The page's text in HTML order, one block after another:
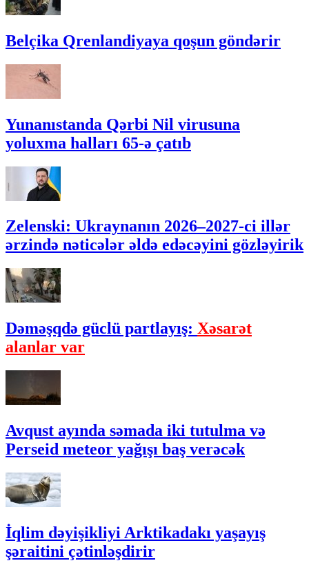
Belçika Qrenlandiyaya qoşun göndərir
Yunanıstanda Qərbi Nil virusuna
yoluxma halları 65-ə çatıb
Zelenski: Ukraynanın 2026–2027-ci illər
ərzində nəticələr əldə edəcəyini gözləyirik
Dəməşqdə güclü partlayış: Xəsarət
alanlar var
Avqust ayında səmada iki tutulma və
Perseid meteor yağışı baş verəcək
İqlim dəyişikliyi Arktikadakı yaşayış
şəraitini çətinləşdirir